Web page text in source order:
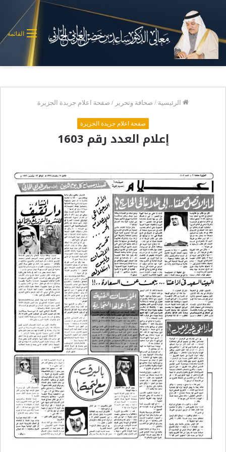
القائمة
الرئيسية / صحافة وتحرير / صفحة اعلام جريدة الجزيرة
صفحة اعلام جريدة الجزيرة
إعلام العدد رقم 1603